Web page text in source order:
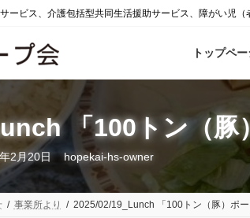
ービス、介護包括型共同生活援助サービス、障がい児
トップペ
「100トン（豚
2月20日 hopekai-hs-owner
事業所より 2025/02/19_Lunch 「100トン（豚）ポー